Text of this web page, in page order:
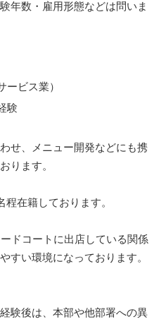
年数・雇用形態などは問いま
ビス業）
験
せ、メニュー開発などにも携
ります。
在籍しております。
ドコートに出店している関係
すい環境になっております。
験後は、本部や他部署への異